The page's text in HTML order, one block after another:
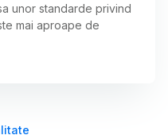
unor standarde privind
mai aproape de